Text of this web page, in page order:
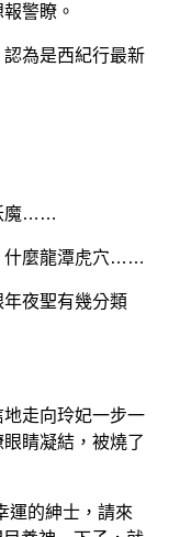
警瞭。
為是西紀行最新
魔……
麼龍潭虎穴……
夜聖有幾分類
走向玲妃一步一
睛凝結，被燒了
的紳士，請來